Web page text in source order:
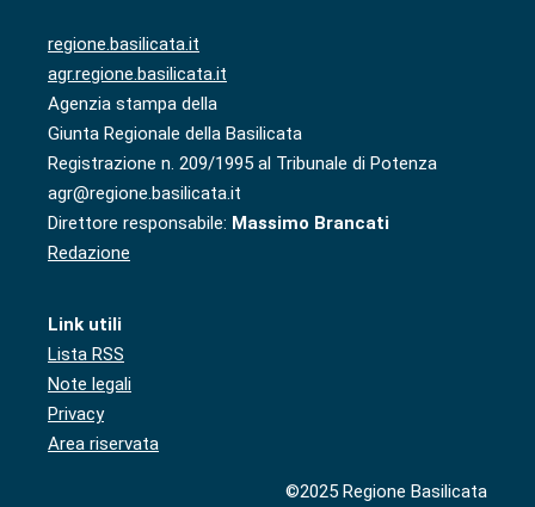
regione.basilicata.it
agr.regione.basilicata.it
Agenzia stampa della
Giunta Regionale della Basilicata
Registrazione n. 209/1995 al Tribunale di Potenza
agr@regione.basilicata.it
Direttore responsabile: Massimo Brancati
Redazione
Link utili
Lista RSS
Note legali
Privacy
Area riservata
©2025 Regione Basilicata